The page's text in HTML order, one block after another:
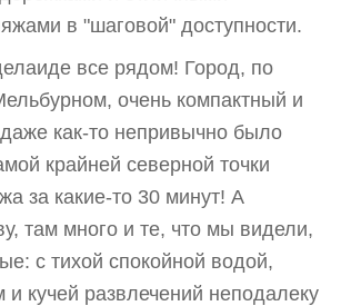
в "шаговой" доступности.
все рядом! Город, по
очень компактный и
как-то непривычно было
крайней северной точки
за какие-то 30 минут! А
там много и те, что мы видели,
с тихой спокойной водой,
и кучей развлечений неподалеку